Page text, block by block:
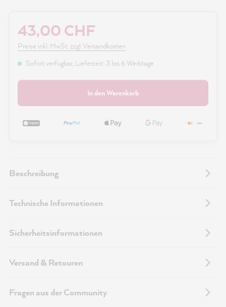
43,00 CHF
Preise inkl. MwSt. zzgl. Versandkosten
Sofort verfügbar, Lieferzeit: 3 bis 6 Werktage
In den Warenkorb
Beschreibung
Technische Informationen
Sicherheitsinformationen
Versand & Retouren
Fragen aus der Community